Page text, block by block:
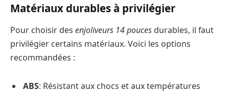
Matériaux durables à privilégier
Pour choisir des enjoliveurs 14 pouces durables, il faut
privilégier certains matériaux. Voici les options
recommandées :
ABS: Résistant aux chocs et aux températures